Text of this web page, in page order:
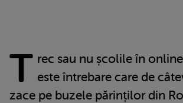
T rec sau nu școlile în
este întrebare care de
zace pe buzele părinților din